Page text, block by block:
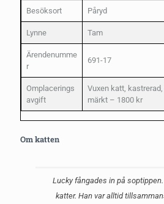
Besöksort Påryd
Lynne Tam
Ärendenumme
r
691-17
Omplacerings
avgift
Vuxen katt,
märkt – 1800 kr
Om katten
Lucky fångades in på
katter. Han var alltid